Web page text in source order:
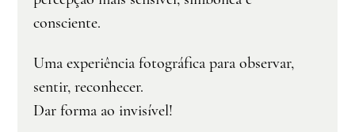
consciente.
Uma experiência fotográfica para observar,
sentir, reconhecer.
Dar forma ao invisível!